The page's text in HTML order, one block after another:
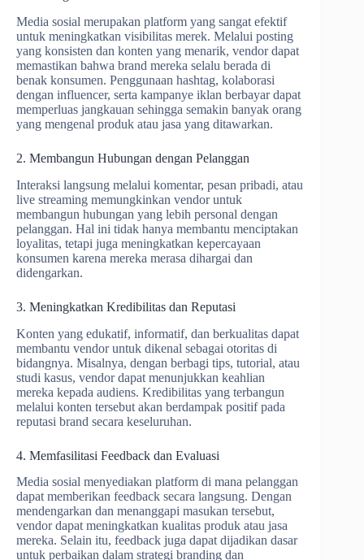
Media sosial merupakan platform yang sangat efektif
untuk meningkatkan visibilitas merek. Melalui posting
yang konsisten dan konten yang menarik, vendor dapat
memastikan bahwa brand mereka selalu berada di
benak konsumen. Penggunaan hashtag, kolaborasi
dengan influencer, serta kampanye iklan berbayar dapat
memperluas jangkauan sehingga semakin banyak orang
yang mengenal produk atau jasa yang ditawarkan.
2. Membangun Hubungan dengan Pelanggan
Interaksi langsung melalui komentar, pesan pribadi, atau
live streaming memungkinkan vendor untuk
membangun hubungan yang lebih personal dengan
pelanggan. Hal ini tidak hanya membantu menciptakan
loyalitas, tetapi juga meningkatkan kepercayaan
konsumen karena mereka merasa dihargai dan
didengarkan.
3. Meningkatkan Kredibilitas dan Reputasi
Konten yang edukatif, informatif, dan berkualitas dapat
membantu vendor untuk dikenal sebagai otoritas di
bidangnya. Misalnya, dengan berbagi tips, tutorial, atau
studi kasus, vendor dapat menunjukkan keahlian
mereka kepada audiens. Kredibilitas yang terbangun
melalui konten tersebut akan berdampak positif pada
reputasi brand secara keseluruhan.
4. Memfasilitasi Feedback dan Evaluasi
Media sosial menyediakan platform di mana pelanggan
dapat memberikan feedback secara langsung. Dengan
mendengarkan dan menanggapi masukan tersebut,
vendor dapat meningkatkan kualitas produk atau jasa
mereka. Selain itu, feedback juga dapat dijadikan dasar
untuk perbaikan dalam strategi branding dan